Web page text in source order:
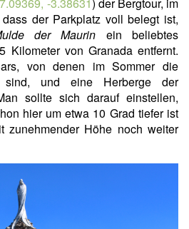
der Parkplatz voll belegt ist,
der Maurin ein beliebtes
Kilometer von Granada entfernt.
von denen im Sommer die
sind, und eine Herberge der
sollte sich darauf einstellen,
hier um etwa 10 Grad tiefer ist
zunehmender Höhe noch weiter